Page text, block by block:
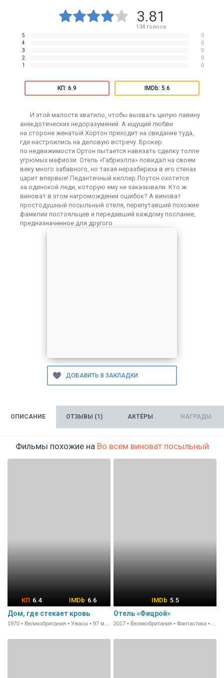
3.81
134голоса
5
0
4
0
3
0
2
0
1
0
КП: 6.9 IMDb: 5.6
И этой малости хватило, чтобы вызвать целую лавину
анекдотических недоразумений. А ищущий любви
на стороне женатый Хортон приходит на свидание туда,
где настроились на деловую встречу. Брокер
по недвижимости Ортон пытается навязать сделку толпе
угрюмых мафиози. Отель «Габриэлла» повидал на своем
веку много забавного, но такая неразбериха в его стенах
царит впервые! Педантичный киллер Лоутон охотится
за одинокой леди, которую ему не заказывали. Кто ж
виноват в этом нагромождении ошибок? А виноват
простодушный посыльный отеля, перепутавший похожие
фамилии постояльцев и передавший каждому послание,
предназначенное для другого
ОПИСАНИЕ ОТЗЫВЫ (1) АКТЁРЫ НАГРАДЫ
Фильмы похожие на Во всем виноват посыльный
6.4 6.6
Дом, где стекает кровь
5.5
Отель «Фицрой»